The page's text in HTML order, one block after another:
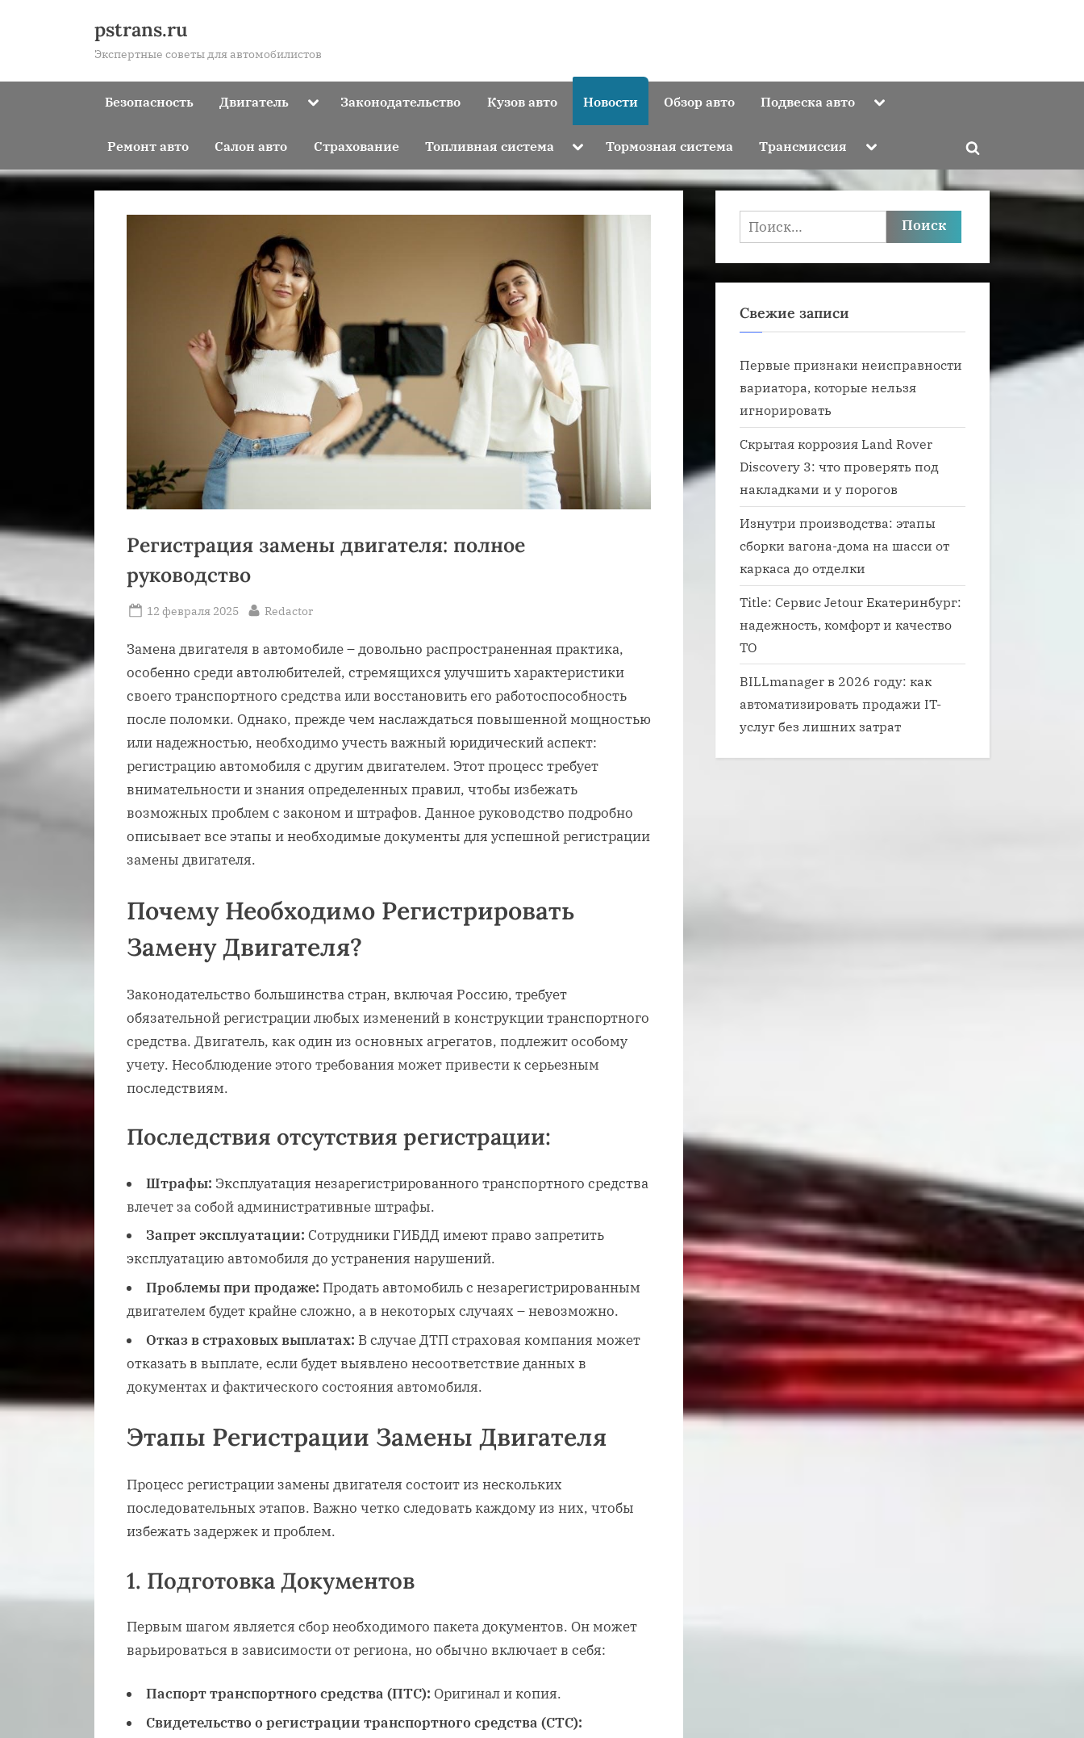
pstrans.ru
Экспертные советы для автомобилистов
Безопасность Двигатель ToggleЗаконодательство Кузов авто Новости Обзор авто Подвеска авто Toggle
Ремонт авто Салон авто Страхование Топливная система Toggle
menu
Тормозная система Трансмиссия Toggle
menu
Toggle
Регистрация замены двигателя: полное
руководство
Posted
12 февраля 2025 By
Redactor
Замена двигателя в автомобиле – довольно распространенная практика,
особенно среди автолюбителей, стремящихся улучшить характеристики
своего транспортного средства или восстановить его работоспособность
после поломки. Однако, прежде чем наслаждаться повышенной мощностью
или надежностью, необходимо учесть важный юридический аспект:
регистрацию автомобиля с другим двигателем. Этот процесс требует
внимательности и знания определенных правил, чтобы избежать
возможных проблем с законом и штрафов. Данное руководство подробно
описывает все этапы и необходимые документы для успешной регистрации
замены двигателя.
Почему Необходимо Регистрировать
Замену Двигателя?
Законодательство большинства стран, включая Россию, требует
обязательной регистрации любых изменений в конструкции транспортного
средства. Двигатель, как один из основных агрегатов, подлежит особому
учету. Несоблюдение этого требования может привести к серьезным
последствиям.
Последствия отсутствия регистрации:
Штрафы: Эксплуатация незарегистрированного транспортного средства
влечет за собой административные штрафы.
Запрет эксплуатации: Сотрудники ГИБДД имеют право запретить
эксплуатацию автомобиля до устранения нарушений.
Проблемы при продаже: Продать автомобиль с незарегистрированным
двигателем будет крайне сложно, а в некоторых случаях – невозможно.
Отказ в страховых выплатах: В случае ДТП страховая компания может
отказать в выплате, если будет выявлено несоответствие данных в
документах и фактического состояния автомобиля.
Этапы Регистрации Замены Двигателя
Процесс регистрации замены двигателя состоит из нескольких
последовательных этапов. Важно четко следовать каждому из них, чтобы
избежать задержек и проблем.
1. Подготовка Документов
Первым шагом является сбор необходимого пакета документов. Он может
варьироваться в зависимости от региона, но обычно включает в себя:
Паспорт транспортного средства (ПТС): Оригинал и копия.
Свидетельство о регистрации транспортного средства (СТС):
Найти:
Свежие записи
Первые признаки неисправности
вариатора, которые нельзя
игнорировать
Скрытая коррозия Land Rover
Discovery 3: что проверять под
накладками и у порогов
Изнутри производства: этапы
сборки вагона-дома на шасси от
каркаса до отделки
Title: Сервис Jetour Екатеринбург:
надежность, комфорт и качество
ТО
BILLmanager в 2026 году: как
автоматизировать продажи IT-
услуг без лишних затрат